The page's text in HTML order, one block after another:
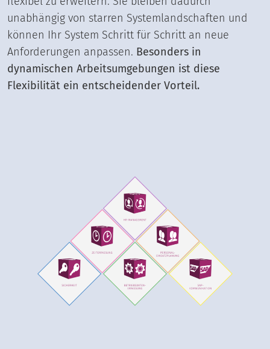
unabhängig von starren Systemlandschaften und
können Ihr System Schritt für Schritt an neue
Anforderungen anpassen. Besonders in
dynamischen Arbeitsumgebungen ist diese
Flexibilität ein entscheidender Vorteil.